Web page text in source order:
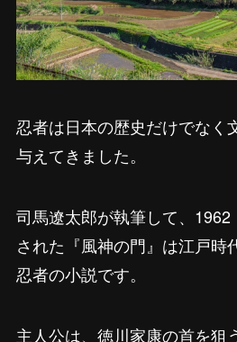
忍者は日本の歴史だけでなく
与えてきました。
司馬遼太郎が執筆して、
された『風神の門』は江戸時
忍者の小説です。
主人公は、徳川家康の首を狙